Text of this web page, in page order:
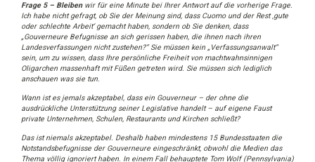
Frage 5 – Bleibenwir für eine Minute bei Ihrer Antwort auf die vorherige Frage.
Ich habe nicht gefragt, ob Sie der Meinung sind, dass Cuomo und der Rest ‚gute
oder schlechte Arbeit‘ gemacht haben, sondern ob Sie denken, dass
„Gouverneure Befugnisse an sich gerissen haben, die ihnen nach ihren
Landesverfassungen nicht zustehen?“ Sie müssen kein „Verfassungsanwalt“
sein, um zu wissen, dass Ihre persönliche Freiheit von machtwahnsinnigen
Oligarchen massenhaft mit Füßen getreten wird. Sie müssen sich lediglich
anschauen was sie tun.
Wann ist es jemals akzeptabel, dass ein Gouverneur – der ohne die
ausdrückliche Unterstützung seiner Legislative handelt – auf eigene Faust
private Unternehmen, Schulen, Restaurants und Kirchen schließt?
Das ist niemals akzeptabel. Deshalb haben mindestens 15 Bundesstaaten die
Notstandsbefugnisse der Gouverneure eingeschränkt, obwohl die Medien das
Thema völlig ignoriert haben. In einem Fall behauptete Tom Wolf (Pennsylvania)